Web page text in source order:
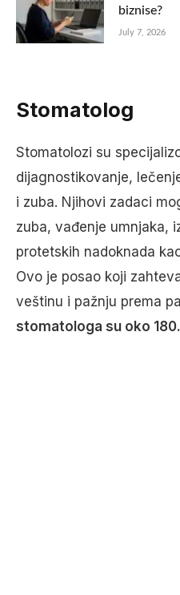
biznise?
July 7, 2026
Stomatolog
Stomatolozi su
dijagnostikovanje,
i zuba. Njihovi zadaci
zuba, vađenje umnjaka,
protetskih nadoknada
Ovo je posao koji
veštinu i pažnju prema
stomatologa su oko